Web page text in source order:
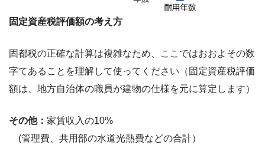
固定資産税評価額の考え方
固都税の正確な計算は複雑なため、ここではおおよその数
字てあることを理解して使ってください（固定資産税評価
額は、地方自治体の職員が建物の仕様を元に算定します）
その他： 家賃収入の10%
(管理費、共用部の水道光熱費などの合計）